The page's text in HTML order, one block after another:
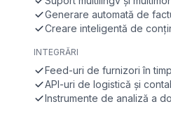
Generare automată de
Creare inteligentă de
INTEGRĂRI
Feed-uri de furnizori în
API-uri de logistică și
Instrumente de analiză a